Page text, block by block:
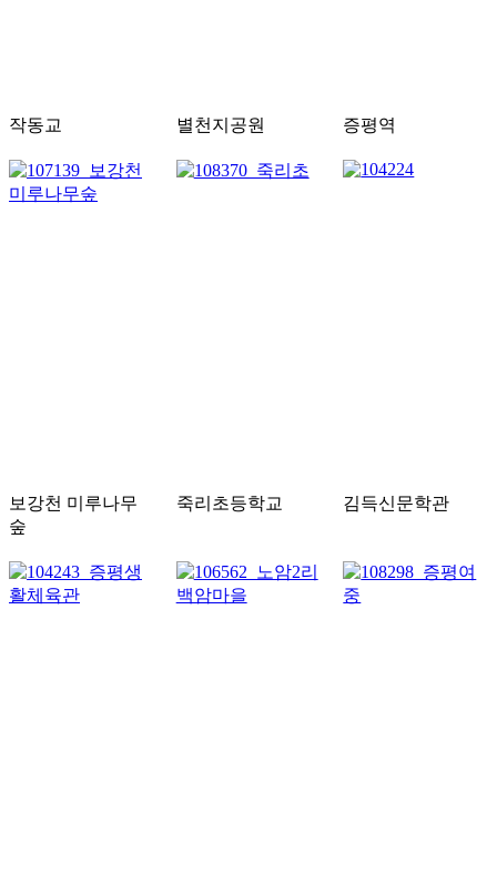
작동교 별천지공원 증평역
보강천 미루나무
숲
죽리초등학교 김득신문학관